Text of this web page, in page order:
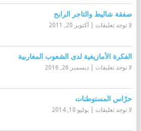
صفقة شاليط والتاجر الرابح
لا توجد تعليقات أكتوبر 20, 2011
الفكرة الأمازيغية لدى الشعوب المغاربية
لا توجد تعليقات ديسمبر 26, 2016
حرّاس المستوطنات
لا توجد تعليقات يوليو 10, 2014